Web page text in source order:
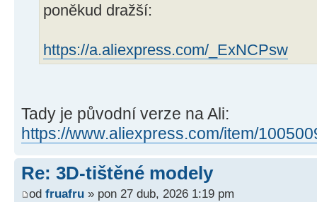
poněkud dražší:
https://a.aliexpress.com/_ExNCPsw
Tady je původní verze na Ali:
https://www.aliexpress.com/item/
Re: 3D-tištěné modely
od fruafru » pon 27 dub, 2026 1:19 pm